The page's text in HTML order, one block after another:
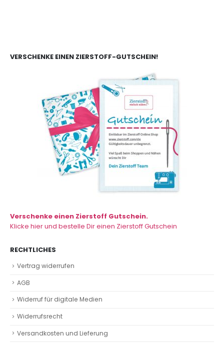
VERSCHENKE EINEN ZIERSTOFF-GUTSCHEIN!
Verschenke einen Zierstoff Gutschein.
Klicke hier und bestelle Dir einen Zierstoff Gutschein
RECHTLICHES
Vertrag widerrufen
AGB
Widerruf für digitale Medien
Widerrufsrecht
Versandkosten und Lieferung